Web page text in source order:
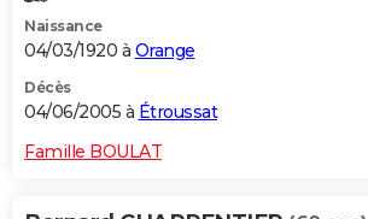
Naissance
04/03/1920 à Orange
Décès
04/06/2005 à Étroussat
Famille BOULAT